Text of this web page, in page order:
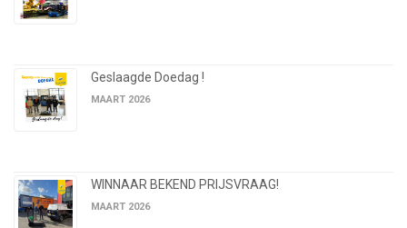
Geslaagde Doedag !
MAART 2026
WINNAAR BEKEND PRIJSVRAAG!
MAART 2026